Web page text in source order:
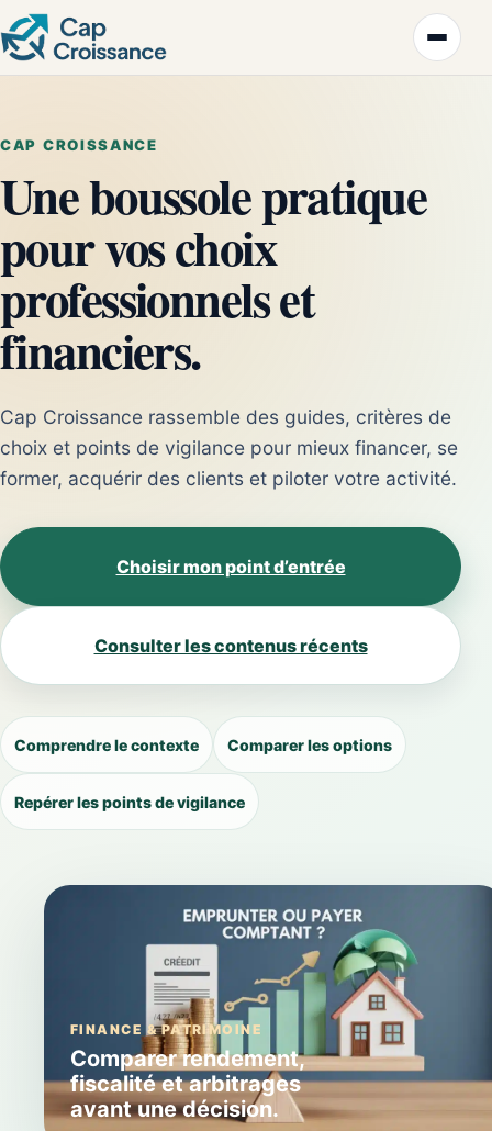
CAP CROISSANCE
Une boussole pratique
pour vos choix
professionnels et
financiers.
Cap Croissance rassemble des guides, critères de
choix et points de vigilance pour mieux financer, se
former, acquérir des clients et piloter votre activité.
Choisir mon point d’entrée
Consulter les contenus récents
Comprendre le contexte Comparer les options
Repérer les points de vigilance
FINANCE & PATRIMOINE
Comparer rendement,
fiscalité et arbitrages
avant une décision.